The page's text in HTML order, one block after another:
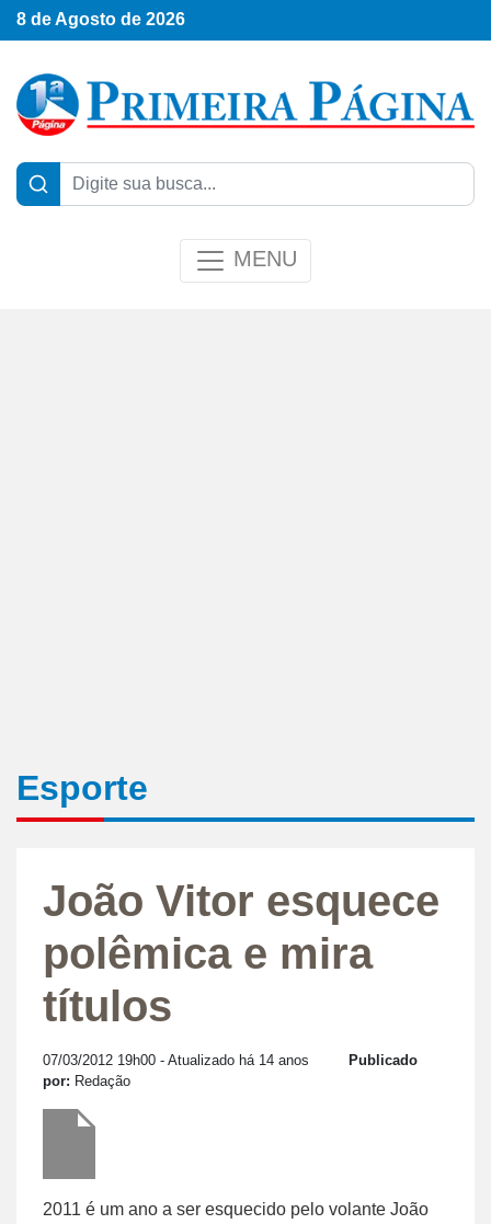
8 de Agosto de 2026
MENU
Esporte
João Vitor esquece
polêmica e mira
títulos
07/03/2012 19h00 - Atualizado há 14 anos
Publicado
por: Redação
2011 é um ano a ser esquecido pelo volante João